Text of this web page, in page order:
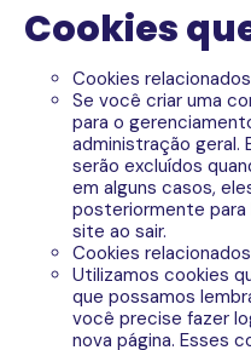
Cookies
Cookies
Se você criar uma
para o
administração geral.
serão excluídos
em alguns casos,
posteriormente para
site ao sair.
Cookies
Utilizamos cookies
que possamos
você precise fazer
nova página. Esses